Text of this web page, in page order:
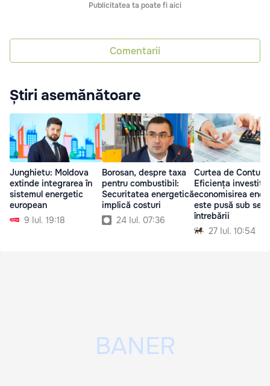
Publicitatea ta poate fi aici
Comentarii
Știri asemănătoare
Junghietu: Moldova
extinde integrarea în
sistemul energetic
european
9 Iul. 19:18
Borosan, despre taxa
pentru combustibil:
Securitatea energetică
implică costuri
24 Iul. 07:36
Curtea de Conturi:
Eficiența
economisirea
este pusă sub
întrebării
27 Iul. 10:54